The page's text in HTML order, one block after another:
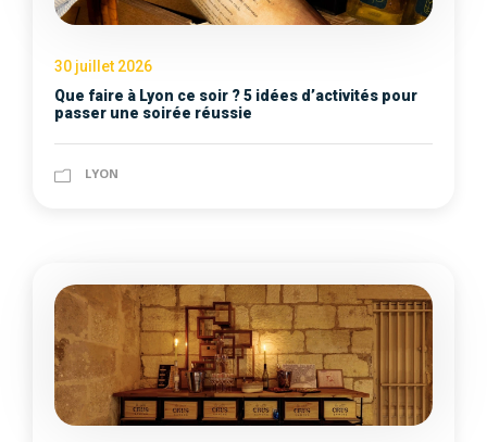
30 juillet 2026
Que faire à Lyon ce soir ? 5 idées d’activités pour
passer une soirée réussie
LYON